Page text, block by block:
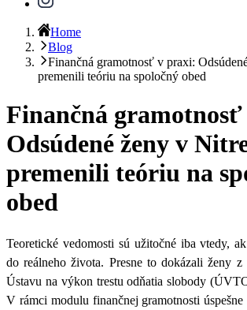
Home
Blog
Finančná gramotnosť v praxi:
premenili teóriu na spoločný obed
Finančná
Odsúdené ženy v
premenili teóriu na
obed
Teoretické vedomosti sú užitočné iba vtedy,
do reálneho života. Presne to dokázali ženy z
Ústavu na výkon trestu odňatia slobody
V rámci modulu finančnej gramotnosti